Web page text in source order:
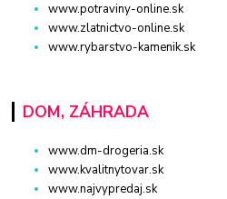
www.potraviny-online.sk
www.zlatnictvo-online.sk
www.rybarstvo-kamenik.sk
DOM, ZÁHRADA
www.dm-drogeria.sk
www.kvalitnytovar.sk
www.najvypredaj.sk